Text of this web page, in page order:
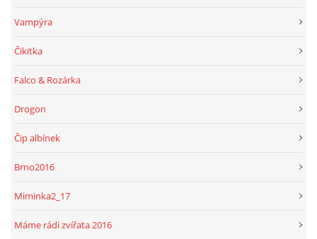
Vampýra
Čikitka
Falco & Rozárka
Drogon
Čip albínek
Brno2016
Miminka2_17
Máme rádi zvířata 2016